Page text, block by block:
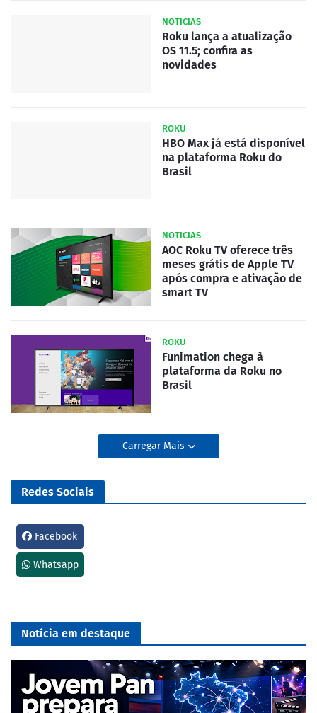
NOTICIAS
Roku lança a atualização
OS 11.5; confira as
novidades
ROKU
HBO Max já está disponível
na plataforma Roku do
Brasil
NOTICIAS
AOC Roku TV oferece três
meses grátis de Apple TV
após compra e ativação de
smart TV
ROKU
Funimation chega à
plataforma da Roku no
Brasil
Carregar Mais
Redes Sociais
Facebook
Whatsapp
Notícia em destaque